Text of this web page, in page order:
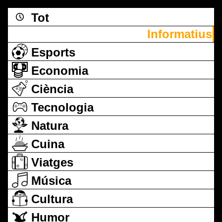
Tot
Informatius
Esports
Economia
Ciència
Tecnologia
Natura
Cuina
Viatges
Música
Cultura
Humor